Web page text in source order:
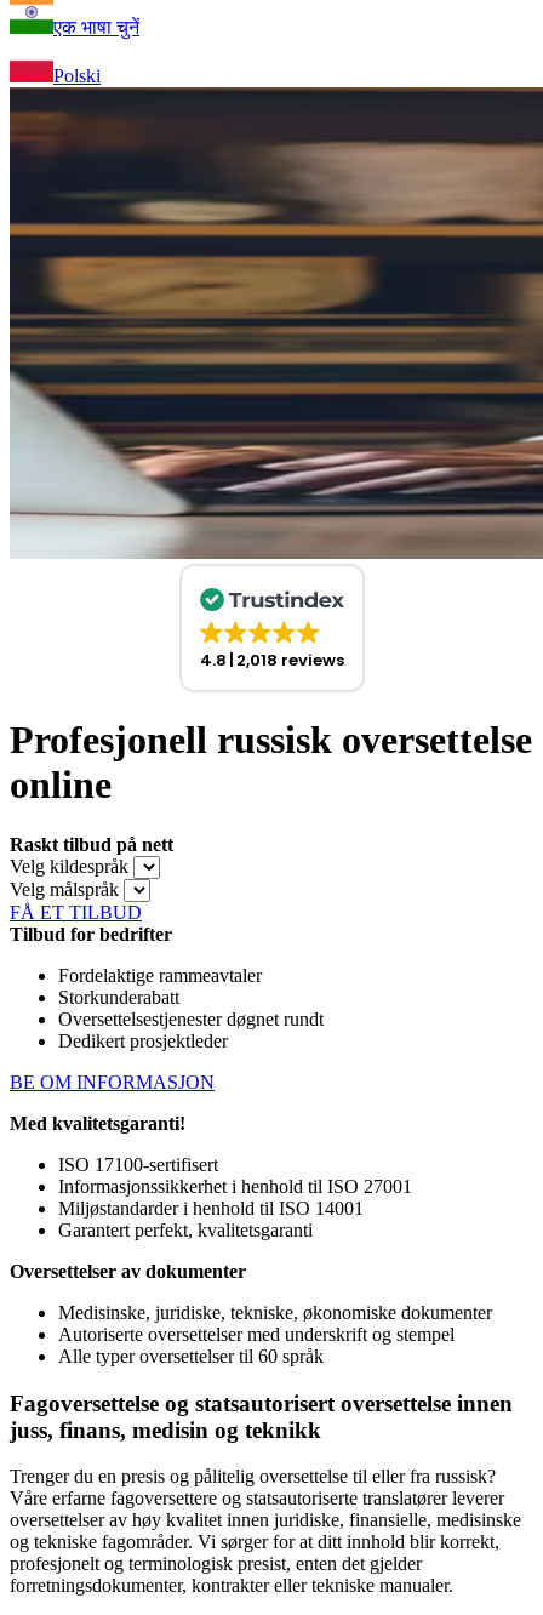
एक भाषा चुनें
Polski
4.8 2,018 reviews
Profesjonell russisk oversettelse
online
Raskt tilbud på nett
Velg kildespråk
Velg målspråk
FÅ ET TILBUD
Tilbud for bedrifter
Fordelaktige rammeavtaler
Storkunderabatt
Oversettelsestjenester døgnet rundt
Dedikert prosjektleder
BE OM INFORMASJON
Med kvalitetsgaranti!
ISO 17100-sertifisert
Informasjonssikkerhet i henhold til ISO 27001
Miljøstandarder i henhold til ISO 14001
Garantert perfekt, kvalitetsgaranti
Oversettelser av dokumenter
Medisinske, juridiske, tekniske, økonomiske dokumenter
Autoriserte oversettelser med underskrift og stempel
Alle typer oversettelser til 60 språk
Fagoversettelse og statsautorisert oversettelse innen
juss, finans, medisin og teknikk
Trenger du en presis og pålitelig oversettelse til eller fra russisk?
Våre erfarne fagoversettere og statsautoriserte translatører leverer
oversettelser av høy kvalitet innen juridiske, finansielle, medisinske
og tekniske fagområder. Vi sørger for at ditt innhold blir korrekt,
profesjonelt og terminologisk presist, enten det gjelder
forretningsdokumenter, kontrakter eller tekniske manualer.